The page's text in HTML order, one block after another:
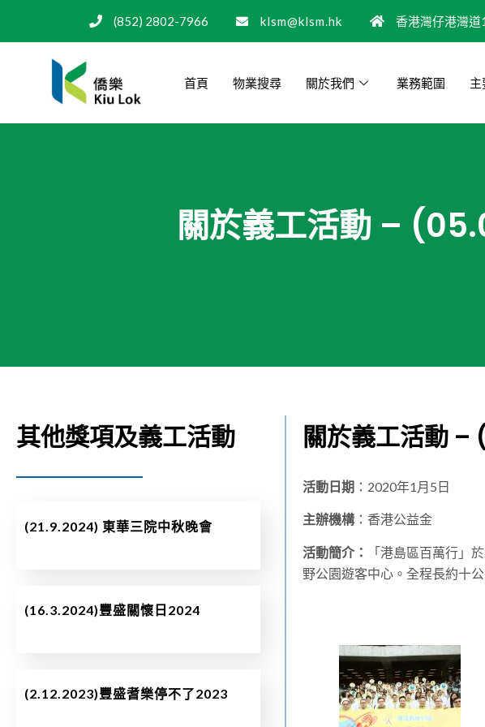
(852) 2802-7966 klsm@klsm.hk 香港灣仔港灣
首頁 物業搜尋 關於我們 業務範圍 主
關於義工活動 –
關於義工活動
活動日期 ：2020年1月5日
主辦機構： 香港公益金
活動簡介：
「港島區百萬行」
野公園遊客中心。全程長約十
其他獎項及義工活動
(21.9.2024) 東華三院中秋晚會
(16.3.2024)豐盛關懷日2024
(2.12.2023)豐盛耆樂停不了2023